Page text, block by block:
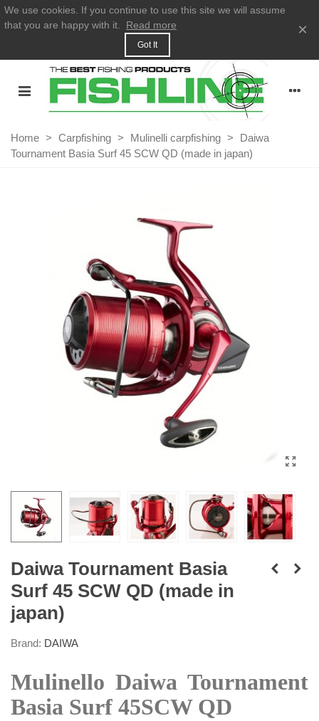
We use cookies. If you continue to use this site we will assume
that you are happy with it.
Read more
Got It
×
Home > Carpfishing > Mulinelli carpfishing >
Daiwa
Tournament Basia Surf 45 SCW QD (made in japan)
Daiwa Tournament Basia
Surf 45 SCW QD (made in
japan)
Brand: DAIWA
Mulinello Daiwa Tournament
Basia Surf 45SCW QD